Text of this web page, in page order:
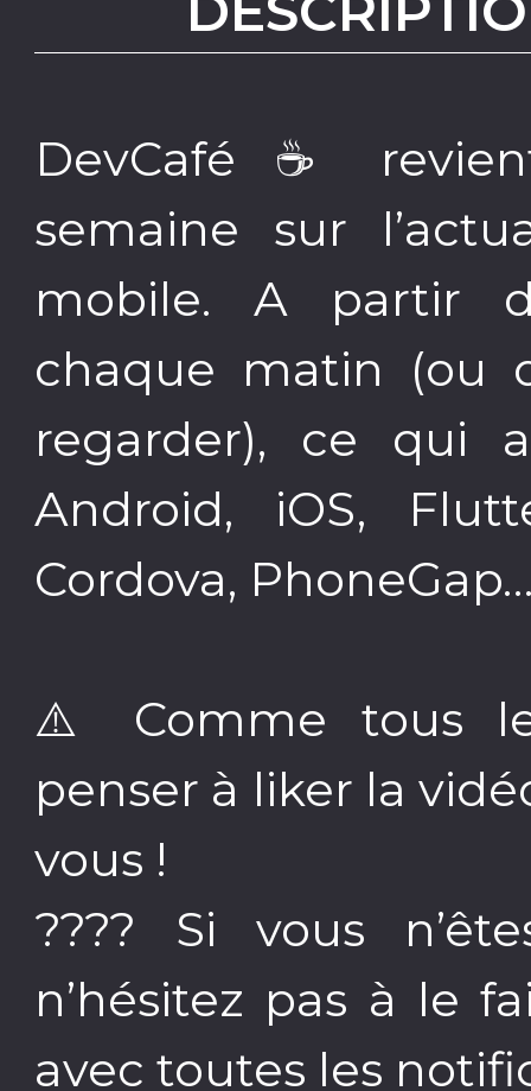
DevCafé ☕️
semaine sur
mobile. A partir
chaque matin (ou
regarder), ce qui
Android, iOS,
Cordova,
⚠️ Comme tous
penser à liker la
vous !
???? Si vous
n’hésitez pas à le
avec toutes les